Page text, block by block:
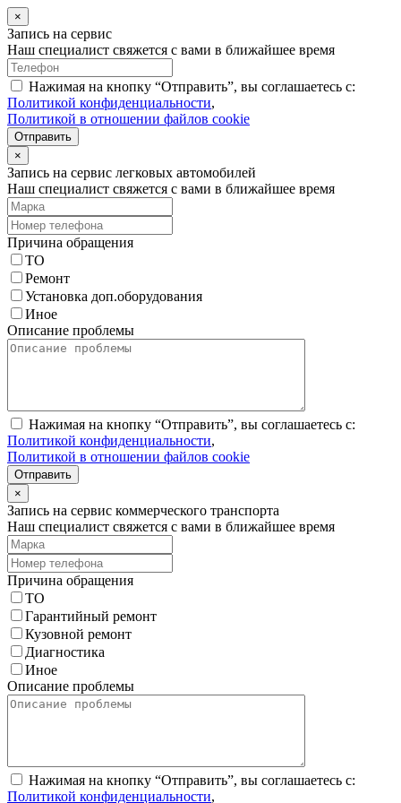
×
Запись на сервис
Наш специалист свяжется с вами в ближайшее время
Нажимая на кнопку “Отправить”, вы соглашаетесь с:
Политикой конфиденциальности,
Политикой в отношении файлов cookie
Отправить
×
Запись на сервис легковых автомобилей
Наш специалист свяжется с вами в ближайшее время
Причина обращения
ТО
Ремонт
Установка доп.оборудования
Иное
Описание проблемы
Нажимая на кнопку “Отправить”, вы соглашаетесь с:
Политикой конфиденциальности,
Политикой в отношении файлов cookie
Отправить
×
Запись на сервис коммерческого транспорта
Наш специалист свяжется с вами в ближайшее время
Причина обращения
ТО
Гарантийный ремонт
Кузовной ремонт
Диагностика
Иное
Описание проблемы
Нажимая на кнопку “Отправить”, вы соглашаетесь с:
Политикой конфиденциальности,